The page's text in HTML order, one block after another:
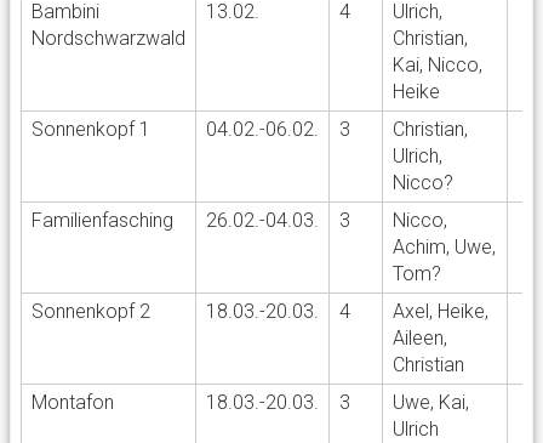
Bambini
Nordschwarzwald
13.02. 4
Ulrich,
Christian,
Kai, Nicco,
Heike
Sonnenkopf 1
04.02.-06.02. 3
Christian,
Ulrich,
Nicco?
Familienfasching
26.02.-04.03. 3
Nicco,
Achim, Uwe,
Tom?
Sonnenkopf 2
18.03.-20.03. 4
Axel, Heike,
Aileen,
Christian
Montafon
18.03.-20.03. 3
Uwe, Kai,
Ulrich